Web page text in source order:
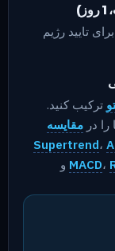
از 15m, 1h برای زمان‌بندی ورود و از 4h/1d برای تایید رژیم
ترکیب کنید.
در مقایسه
Supertrend،
MACD،
و